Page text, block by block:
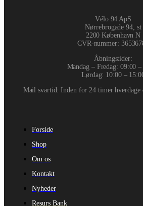
Vélo 94 ApS
Nørrebrogade 94, st
2200 København N
CVR-nummer:
Åbningstider:
Mandag – Fredag: 09:00
Lørdag: 10:00 –
Mail svartid: Inden for 24 timer hverdage
Forside
Shop
Om os
Kontakt
Nyheder
Resurs Bank